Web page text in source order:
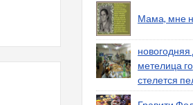
Мама, мне
метелица
стелется